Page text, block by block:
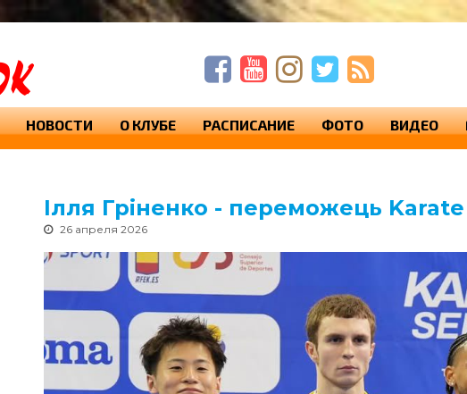
НОВОСТИ О КЛУБЕ РАСПИСАНИЕ ФОТО ВИДЕО
Ілля Гріненко - переможець
26 апреля 2026